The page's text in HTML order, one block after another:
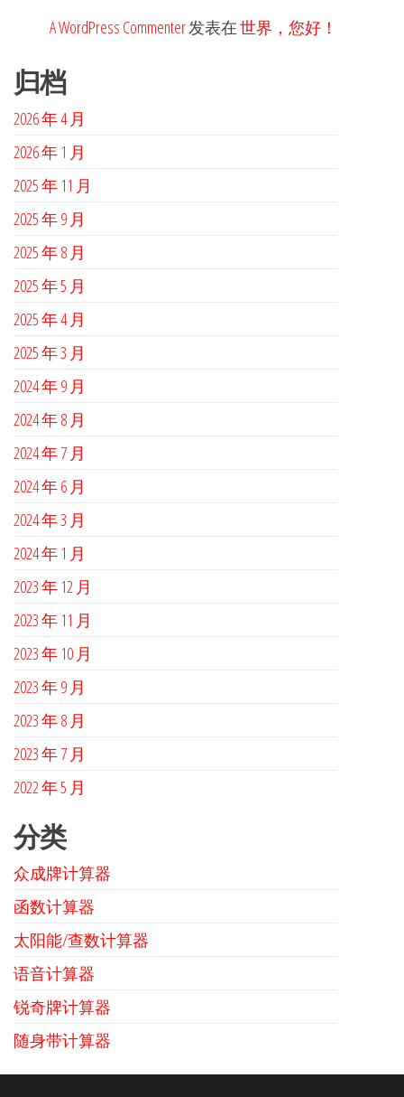
A WordPress Commenter发表在世界，您好！
归档
2026 年 4 月
2026 年 1 月
2025 年 11 月
2025 年 9 月
2025 年 8 月
2025 年 5 月
2025 年 4 月
2025 年 3 月
2024 年 9 月
2024 年 8 月
2024 年 7 月
2024 年 6 月
2024 年 3 月
2024 年 1 月
2023 年 12 月
2023 年 11 月
2023 年 10 月
2023 年 9 月
2023 年 8 月
2023 年 7 月
2022 年 5 月
分类
众成牌计算器
函数计算器
太阳能/查数计算器
语音计算器
锐奇牌计算器
随身带计算器